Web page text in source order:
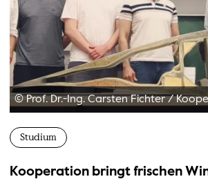
© Prof. Dr.-Ing. Carsten Fichter/
Studium
Kooperation bringt frischen